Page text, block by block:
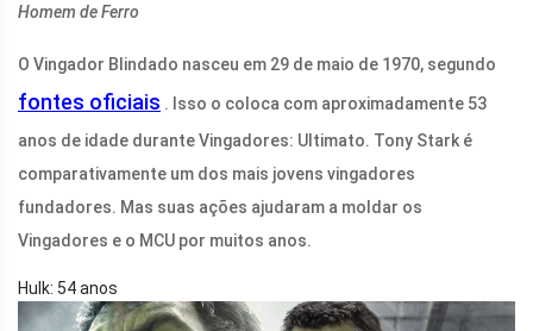
Homem de Ferro
O Vingador Blindado nasceu em 29 de maio de 1970, segundo
fontes oficiais . Isso o coloca com aproximadamente 53
anos de idade durante Vingadores: Ultimato. Tony Stark é
comparativamente um dos mais jovens vingadores
fundadores. Mas suas ações ajudaram a moldar os
Vingadores e o MCU por muitos anos.
Hulk: 54 anos